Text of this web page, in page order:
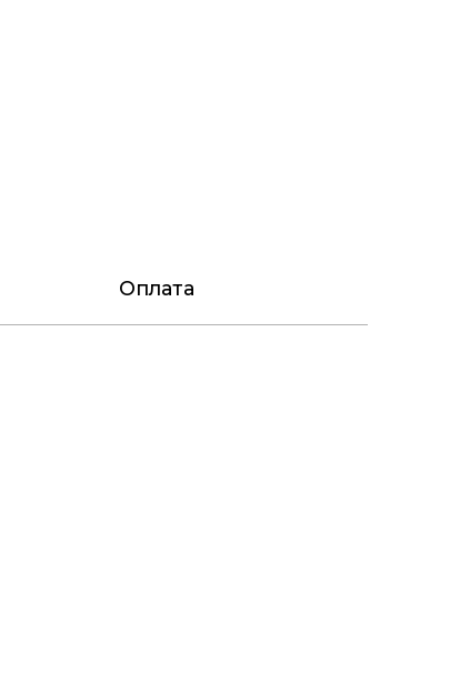
Оплата